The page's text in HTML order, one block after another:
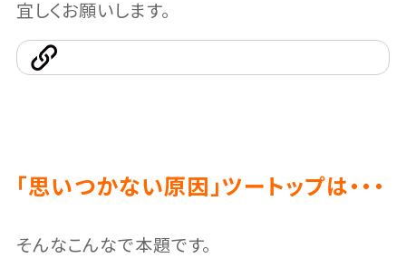
宜しくお願いします。
「思いつかない原因」ツートップは・・・
そんなこんなで本題です。